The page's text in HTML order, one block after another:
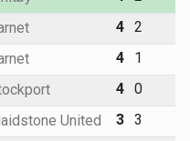
4 2
4
1
4 0
United 3 3